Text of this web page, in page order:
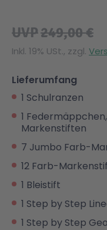
UVP249,00 €
Inkl. 19% USt., zzgl.
Lieferumfang
1 Schulranzen
1
Markenstiften
7 Jumbo Farb-
12 Farb-
1 Bleistift
1 Step by Step
1 Step by Step